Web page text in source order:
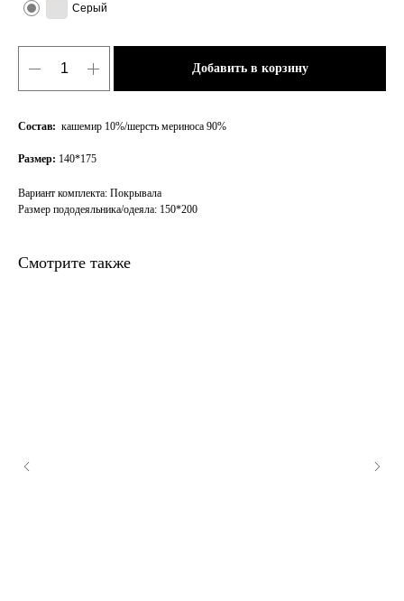
Серый
Добавить в корзину
Состав: кашемир 10%/шерсть мериноса 90%
Размер: 140*175
Вариант комплекта: Покрывала
Размер пододеяльника/одеяла: 150*200
Смотрите также